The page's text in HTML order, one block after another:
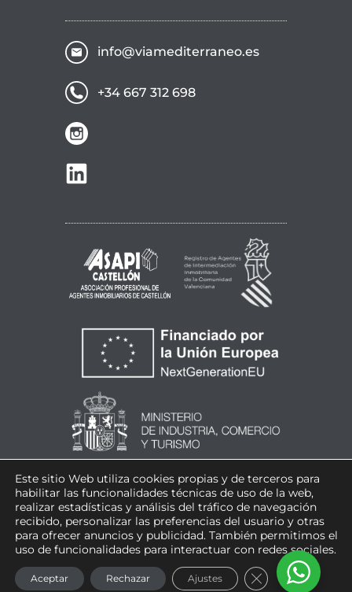
info@viamediterraneo.es
+34 667 312 698
ir a instagram
Este sitio Web utiliza cookies propias y de terceros para
habilitar las funcionalidades técnicas de uso de la web,
realizar estadísticas y análisis del tráfico de navegación
recibido, personalizar las preferencias del usuario y otras
para ofrecer anuncios y publicidad. También permitimos el
uso de funcionalidades para interactuar con redes sociales.
Aceptar Rechazar Ajustes CERRAR EL